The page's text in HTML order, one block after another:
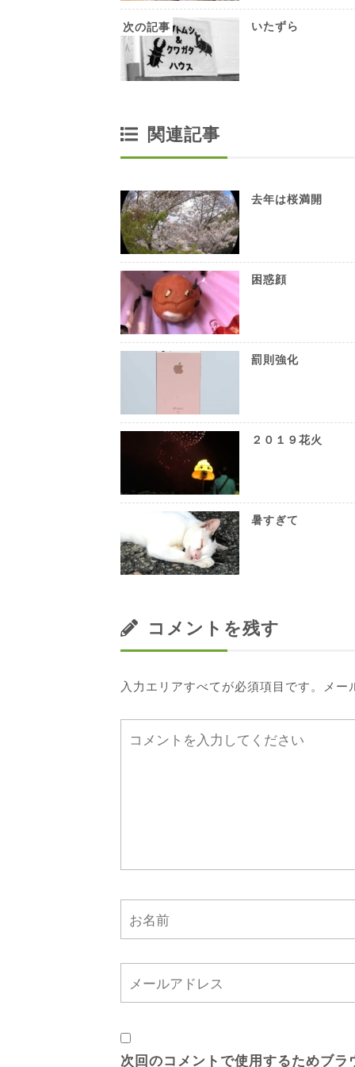
いたずら
関連記事
去年は桜満開
困惑顔
罰則強化
２０１９花火
暑すぎて
コメントを残す
入力エリアすべてが必須項目です。メ
次回のコメントで使用するためブ